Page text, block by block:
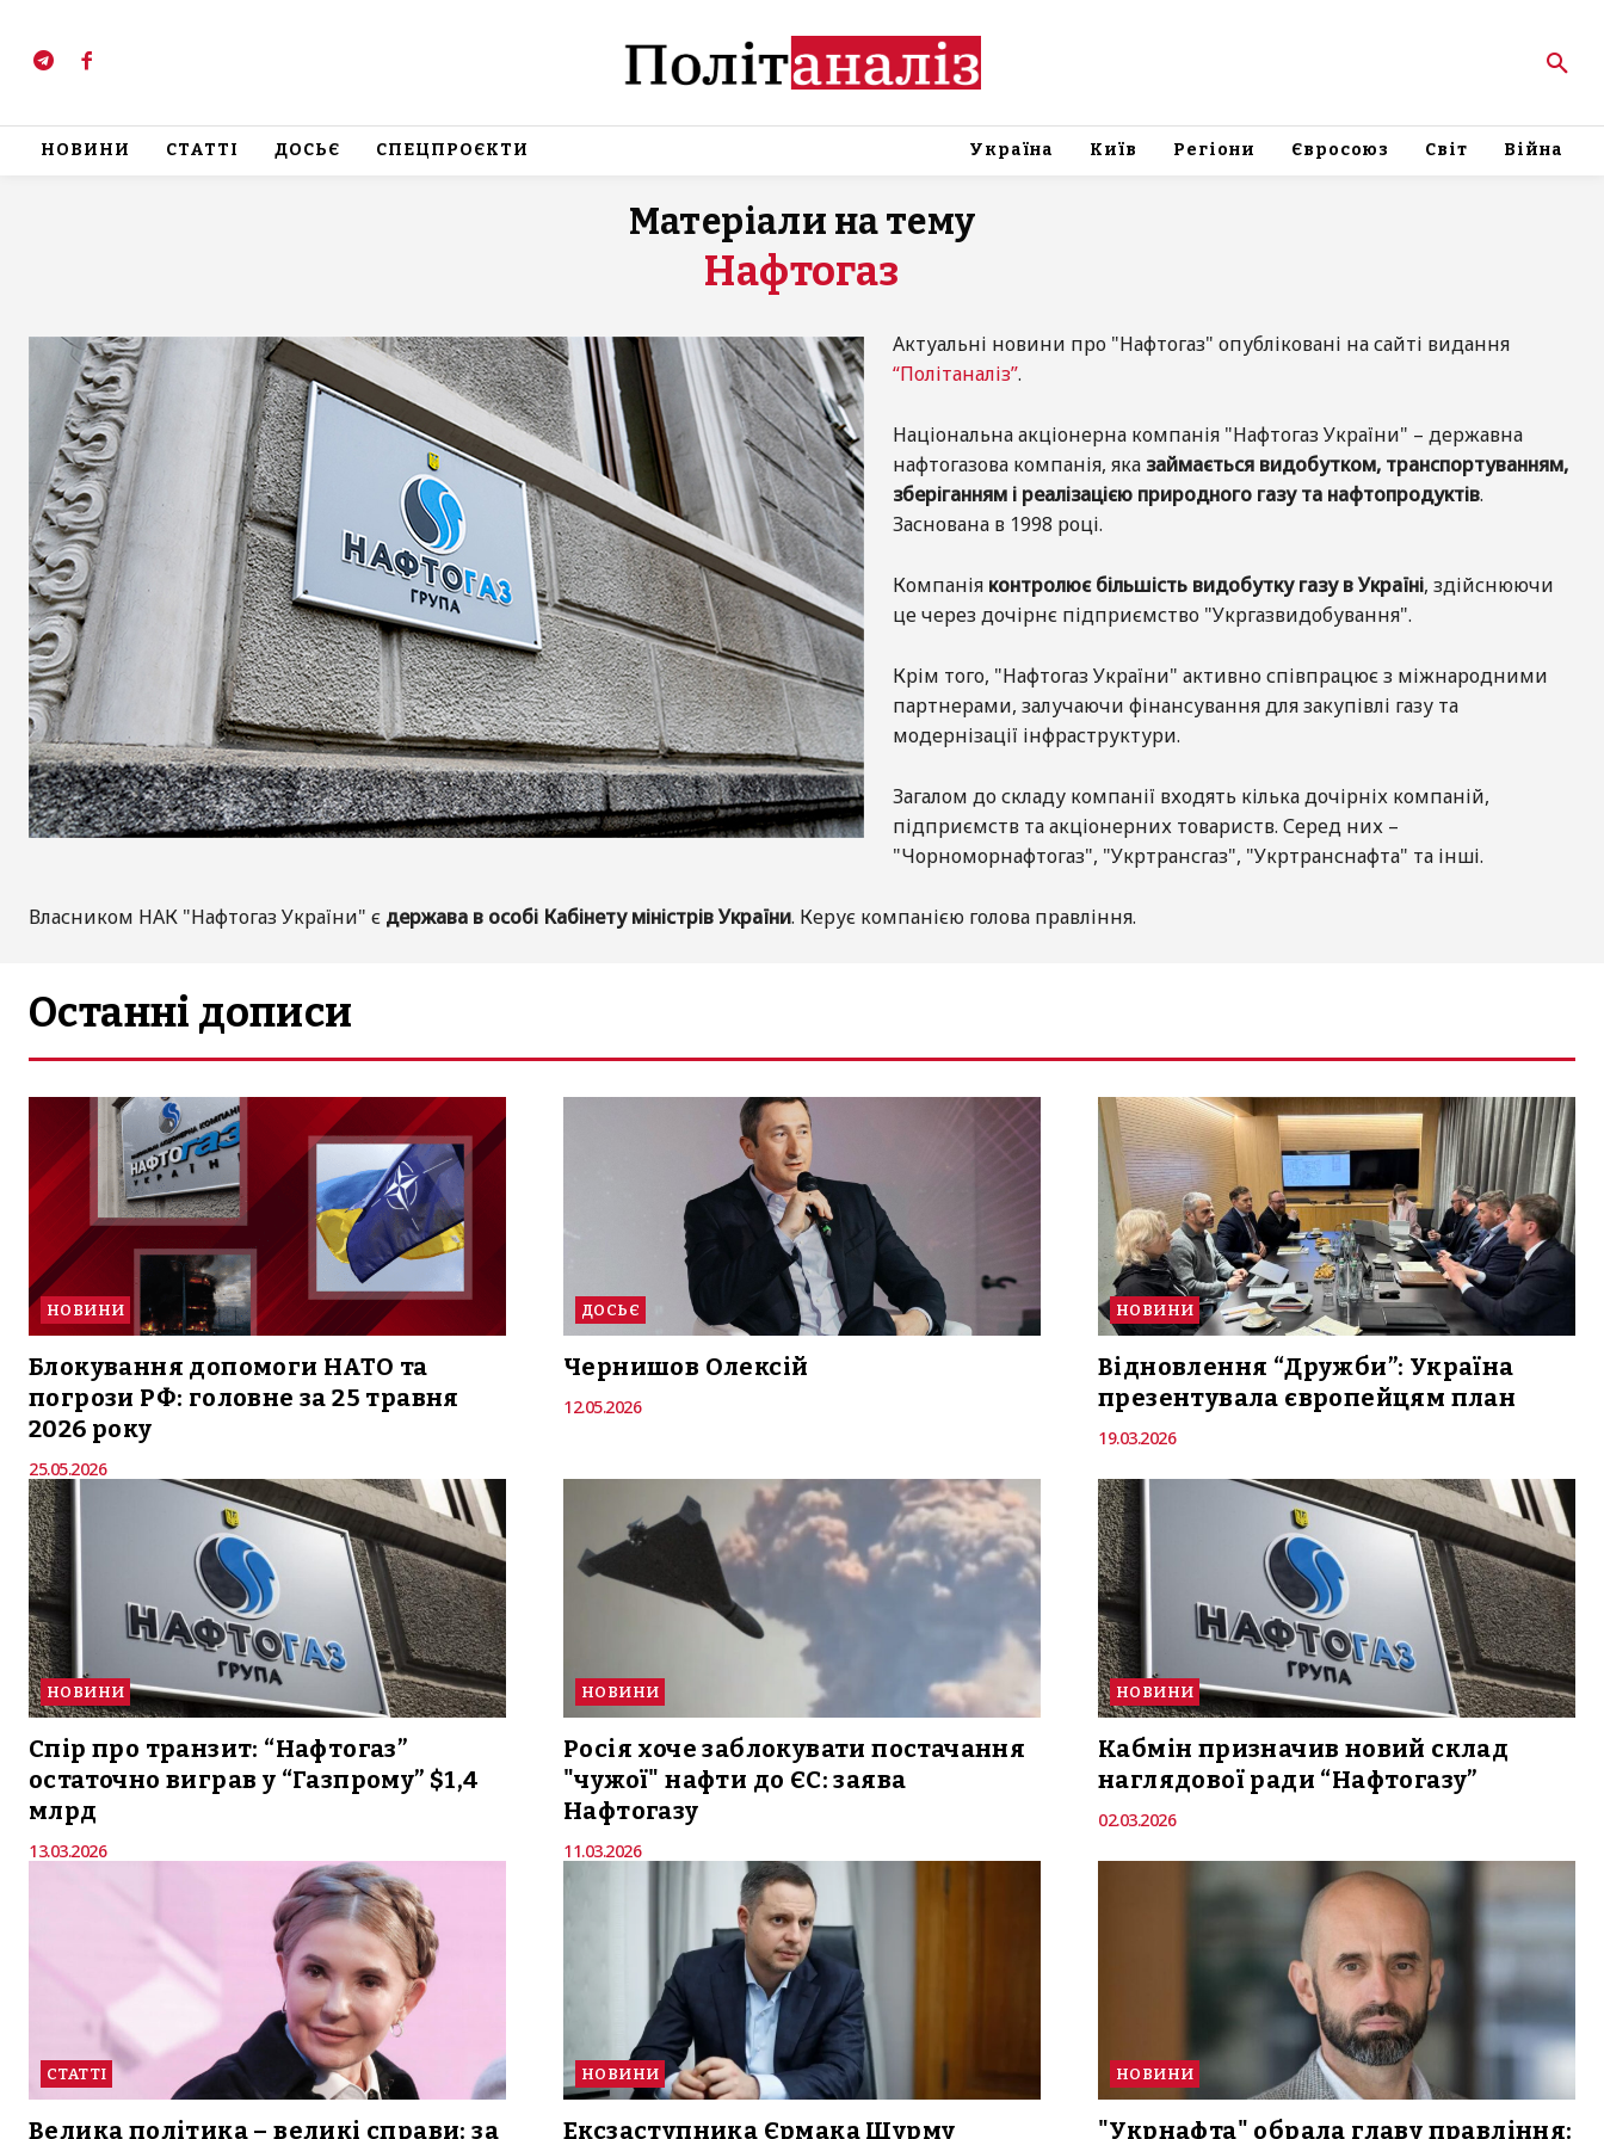
НОВИНИ СТАТТІ ДОСЬЄ СПЕЦПРОЄКТИ Україна Київ Регіони Євросоюз Світ Війна
Матеріали на тему
Нафтогаз
Актуальні новини про "Нафтогаз" опубліковані на сайті видання
“Політаналіз”.
Національна акціонерна компанія "Нафтогаз України" – державна
нафтогазова компанія, яка займається видобутком, транспортуванням,
зберіганням і реалізацією природного газу та нафтопродуктів.
Заснована в 1998 році.
Компанія контролює більшість видобутку газу в Україні, здійснюючи
це через дочірнє підприємство "Укргазвидобування".
Крім того, "Нафтогаз України" активно співпрацює з міжнародними
партнерами, залучаючи фінансування для закупівлі газу та
модернізації інфраструктури.
Загалом до складу компанії входять кілька дочірніх компаній,
підприємств та акціонерних товариств. Серед них –
"Чорноморнафтогаз", "Укртрансгаз", "Укртранснафта" та інші.
Власником НАК "Нафтогаз України" є держава в особі Кабінету міністрів України. Керує компанією голова правління.
Останні дописи
НОВИНИ
Блокування допомоги НАТО та
погрози РФ: головне за 25 травня
2026 року
25.05.2026
ДОСЬЄ
Чернишов Олексій
12.05.2026
НОВИНИ
Відновлення “Дружби”: Україна
презентувала європейцям план
19.03.2026
НОВИНИ
Спір про транзит: “Нафтогаз”
остаточно виграв у “Газпрому” $1,4
млрд
13.03.2026
НОВИНИ
Росія хоче заблокувати постачання
"чужої" нафти до ЄС: заява
Нафтогазу
11.03.2026
НОВИНИ
Кабмін призначив новий склад
наглядової ради “Нафтогазу”
02.03.2026
СТАТТІ
Велика політика – великі справи: за
НОВИНИ
Ексзаступника Єрмака Шурму
НОВИНИ
"Укрнафта" обрала главу правління: